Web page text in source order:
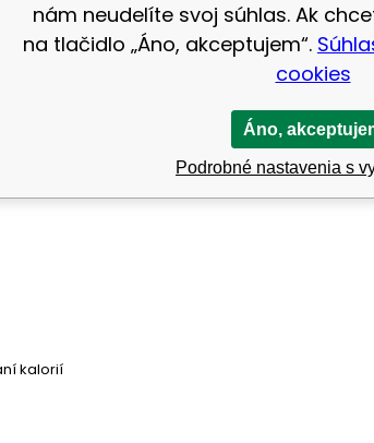
kalorií
nám neudelíte svoj súhlas. Ak
na tlačidlo „Áno, akceptujem“.
cookies
Áno,
Podrobné nastavenia s